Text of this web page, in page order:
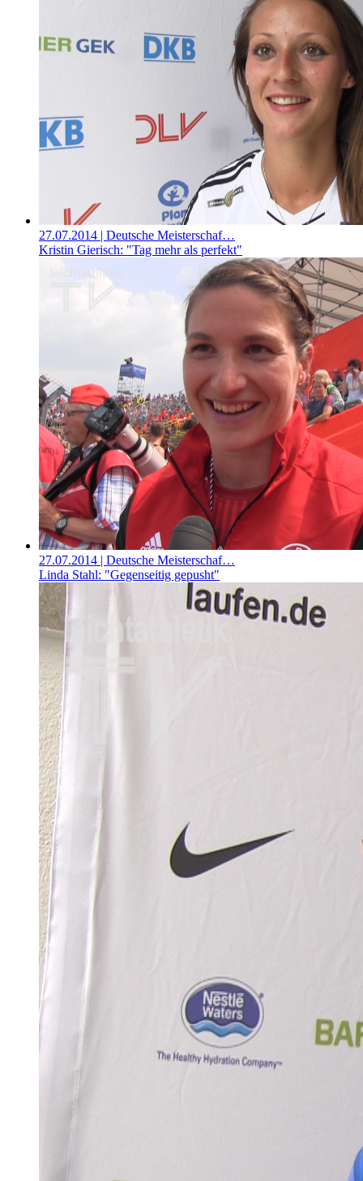
27.07.2014 | Deutsche Meisterschaf…
Kristin Gierisch: "Tag mehr als perfekt"
27.07.2014 | Deutsche Meisterschaf…
Linda Stahl: "Gegenseitig gepusht"